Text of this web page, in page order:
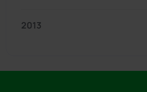
2013